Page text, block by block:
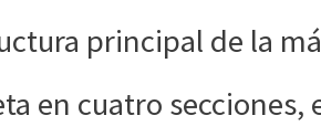
principal de la
en cuatro